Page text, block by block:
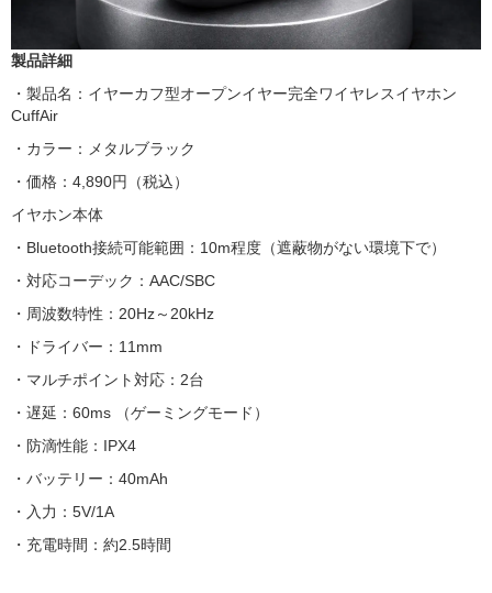
製品詳細
・製品名：イヤーカフ型オープンイヤー完全ワイヤレスイヤホン
CuffAir
・カラー：メタルブラック
・価格：4,890円（税込）
イヤホン本体
・Bluetooth接続可能範囲：10m程度（遮蔽物がない環境下で）
・対応コーデック：AAC/SBC
・周波数特性：20Hz～20kHz
・ドライバー：11mm
・マルチポイント対応：2台
・遅延：60ms （ゲーミングモード）
・防滴性能：IPX4
・バッテリー：40mAh
・入力：5V/1A
・充電時間：約2.5時間